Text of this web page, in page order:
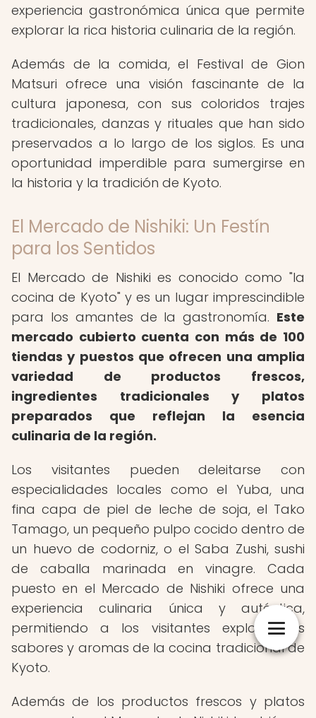
experiencia gastronómica única que permite
explorar la rica historia culinaria de la región.
Además de la comida, el Festival de Gion
Matsuri ofrece una visión fascinante de la
cultura japonesa, con sus coloridos trajes
tradicionales, danzas y rituales que han sido
preservados a lo largo de los siglos. Es una
oportunidad imperdible para sumergirse en
la historia y la tradición de Kyoto.
El Mercado de Nishiki: Un Festín
para los Sentidos
El Mercado de Nishiki es conocido como "la
cocina de Kyoto" y es un lugar imprescindible
para los amantes de la gastronomía. Este
mercado cubierto cuenta con más de 100
tiendas y puestos que ofrecen una amplia
variedad de productos frescos,
ingredientes tradicionales y platos
preparados que reflejan la esencia
culinaria de la región.
Los visitantes pueden deleitarse con
especialidades locales como el Yuba, una
fina capa de piel de leche de soja, el Tako
Tamago, un pequeño pulpo cocido dentro de
un huevo de codorniz, o el Saba Zushi, sushi
de caballa marinada en vinagre. Cada
puesto en el Mercado de Nishiki ofrece una
experiencia culinaria única y auténtica,
permitiendo a los visitantes explorar los
sabores y aromas de la cocina tradicional de
Kyoto.
Además de los productos frescos y platos